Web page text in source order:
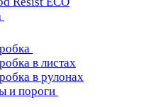
в листах
в рулонах
и пороги